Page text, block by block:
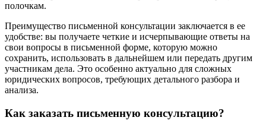
полочкам.
Преимущество письменной консультации заключается в ее
удобстве: вы получаете четкие и исчерпывающие ответы на
свои вопросы в письменной форме, которую можно
сохранить, использовать в дальнейшем или передать другим
участникам дела. Это особенно актуально для сложных
юридических вопросов, требующих детального разбора и
анализа.
Как заказать письменную консультацию?